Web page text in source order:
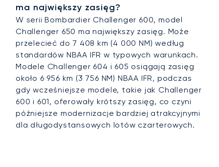
ma największy zasięg?
W serii Bombardier Challenger 600, model
Challenger 650 ma największy zasięg. Może
przelecieć do 7 408 km (4 000 NM) według
standardów NBAA IFR w typowych warunkach.
Modele Challenger 604 i 605 osiągają zasięg
około 6 956 km (3 756 NM) NBAA IFR, podczas
gdy wcześniejsze modele, takie jak Challenger
600 i 601, oferowały krótszy zasięg, co czyni
późniejsze modernizacje bardziej atrakcyjnymi
dla długodystansowych lotów czarterowych.